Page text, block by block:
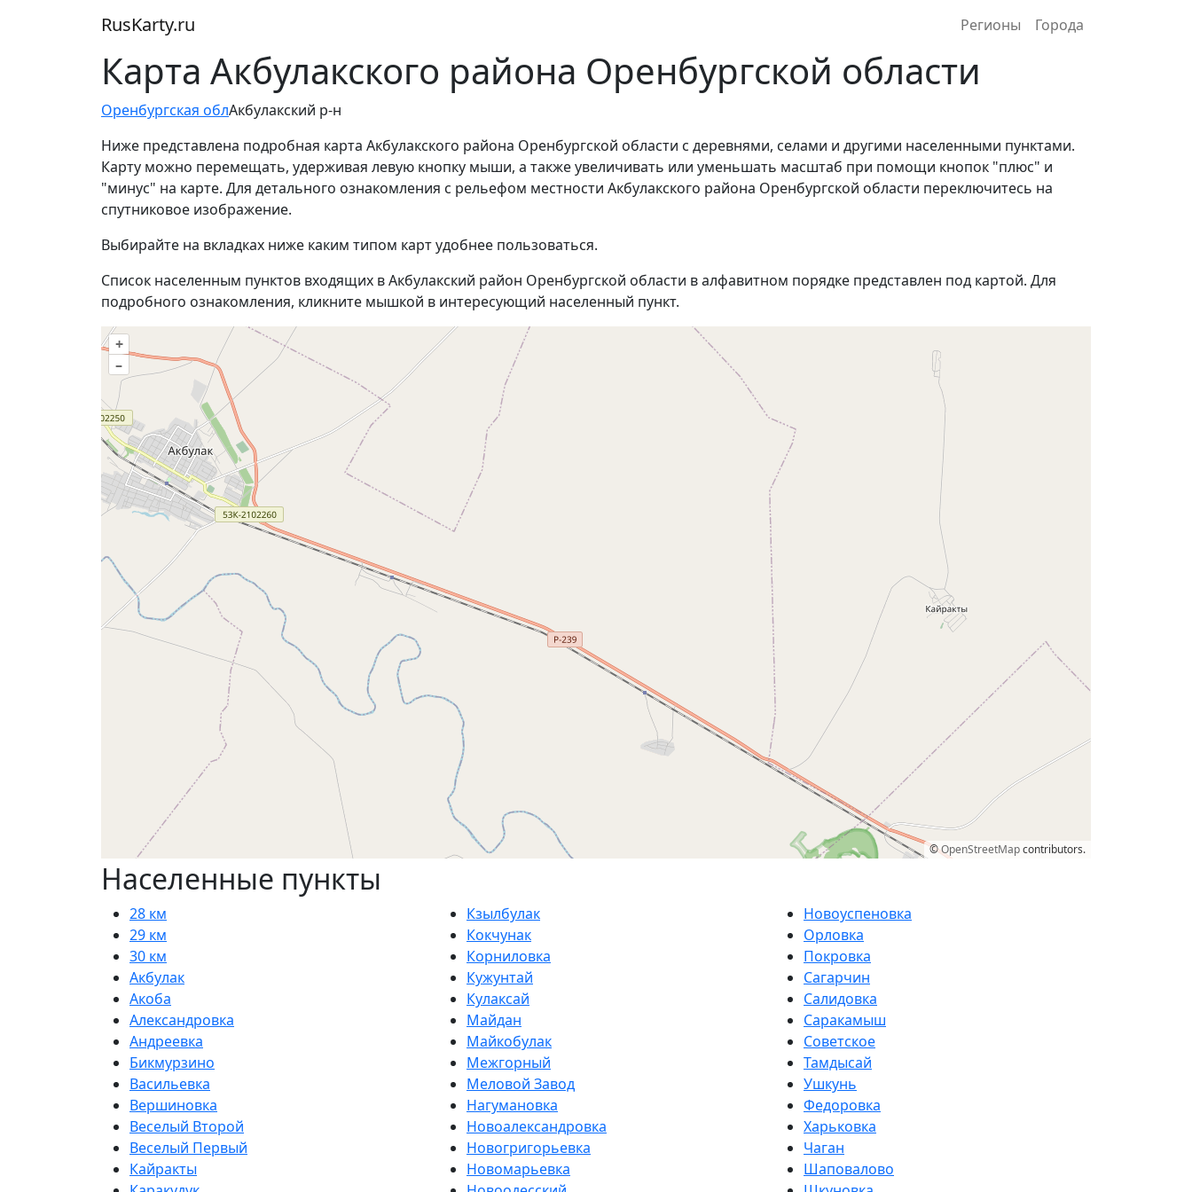
RusKarty.ru Регионы Города
Карта Акбулакского района Оренбургской области
Оренбургская облАкбулакский р-н
Ниже представлена подробная карта Акбулакского района Оренбургской области с деревнями, селами и другими населенными пунктами.
Карту можно перемещать, удерживая левую кнопку мыши, а также увеличивать или уменьшать масштаб при помощи кнопок "плюс" и
"минус" на карте. Для детального ознакомления с рельефом местности Акбулакского района Оренбургской области переключитесь на
спутниковое изображение.
Выбирайте на вкладках ниже каким типом карт удобнее пользоваться.
Список населенным пунктов входящих в Акбулакский район Оренбургской области в алфавитном порядке представлен под картой. Для
подробного ознакомления, кликните мышкой в интересующий населенный пункт.
+
–
©OpenStreetMapcontributors.
Населенные пункты
28 км
29 км
30 км
Акбулак
Акоба
Александровка
Андреевка
Бикмурзино
Васильевка
Вершиновка
Веселый Второй
Веселый Первый
Кайракты
Кзылбулак
Кокчунак
Корниловка
Кужунтай
Кулаксай
Майдан
Майкобулак
Межгорный
Меловой Завод
Нагумановка
Новоалександровка
Новогригорьевка
Новомарьевка
Новоуспеновка
Орловка
Покровка
Сагарчин
Салидовка
Саракамыш
Советское
Тамдысай
Ушкунь
Федоровка
Харьковка
Чаган
Шаповалово